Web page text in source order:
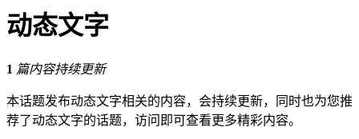
动态文字
1 篇内容持续更新
本话题发布动态文字相关的内容，会持续更新，同时也为您推
荐了动态文字的话题，访问即可查看更多精彩内容。